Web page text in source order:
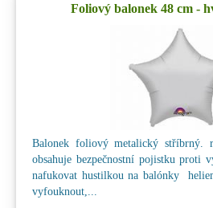
Foliový balonek 48 cm -
Balonek foliový metalický stříbrný.
obsahuje bezpečnostní pojistku proti
nafukovat hustilkou na balónky
vyfouknout,...